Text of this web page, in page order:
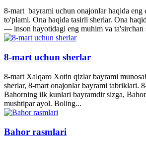
8-mart bayrami uchun onajonlar haqida eng
to'plami. Ona haqida tasirli sherlar. Ona
— inson hayotidagi eng muhim va ta'sirchan
8-mart uchun sherlar
8-mart Xalqaro Xotin qizlar bayrami
sherlar, 8-mart onajonlar bayrami tabriklari.
Bahorning ilk kunlari bayramdir sizga,
mushtipar ayol. Boling...
Bahor rasmlari